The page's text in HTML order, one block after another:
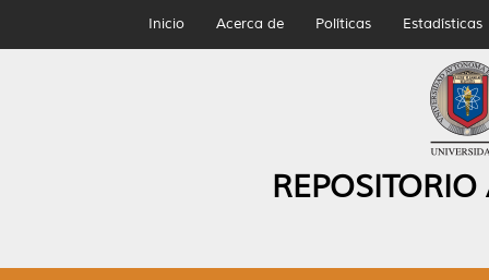
Inicio Acerca de Políticas Estadísticas